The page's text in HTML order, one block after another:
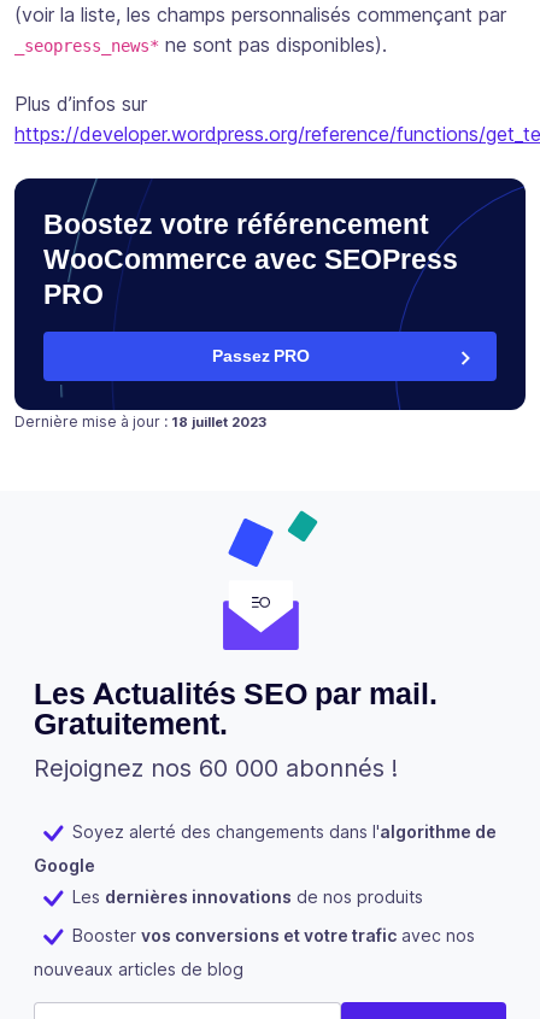
(voir la liste, les champs personnalisés commençant par
_seopress_news* ne sont pas disponibles).
Plus d’infos sur
https://developer.wordpress.org/reference/functions/
Boostez votre référencement
WooCommerce avec SEOPress
PRO
Passez PRO
Dernière mise à jour : Publié le
14 août 2017
18 juillet 2023
Les Actualités SEO par mail.
Gratuitement.
Rejoignez nos 60 000 abonnés !
Soyez alerté des changements dans l'algorithme de
Google
Les dernières innovations de nos produits
Booster vos conversions et votre trafic avec nos
nouveaux articles de blog